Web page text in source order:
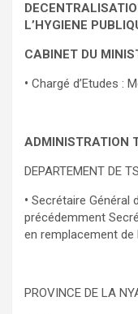
L’HYGIENE
CABINET DU
• Chargé d’Etudes :
ADMINISTRATION
DEPARTEMENT DE
• Secrétaire Général
précédemment
en remplacement de
PROVINCE DE LA